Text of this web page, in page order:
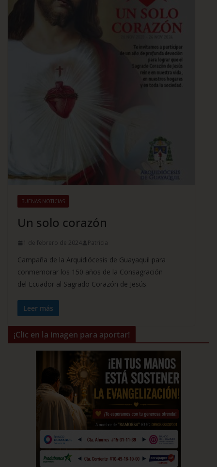
BUENAS NOTICIAS
Un solo corazón
1 de febrero de 2024 Patricia
Campaña de la Arquidiócesis de Guayaquil para
conmemorar los 150 años de la Consagración
del Ecuador al Sagrado Corazón de Jesús.
Leer más
¡Clic en la imagen para aportar!